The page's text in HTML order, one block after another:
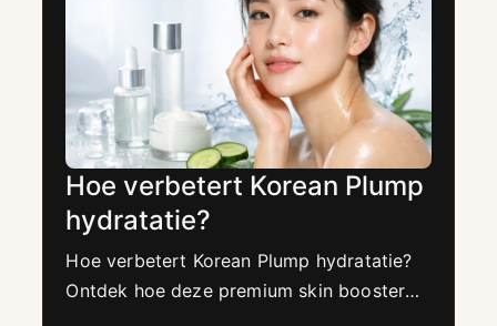
Hoe verbetert Korean Plump
hydratatie?
Hoe verbetert Korean Plump hydratatie?
Ontdek hoe deze premium skin booster